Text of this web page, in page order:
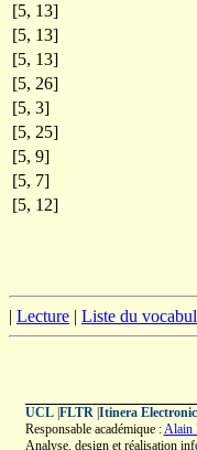
[5, 13]
[5, 13]
[5, 13]
[5, 26]
[5, 3]
[5, 25]
[5, 9]
[5, 7]
[5, 12]
| Lecture | Liste du
UCL| FLTR| Itinera
Responsable académique :Alain
Analyse, design et réalisation